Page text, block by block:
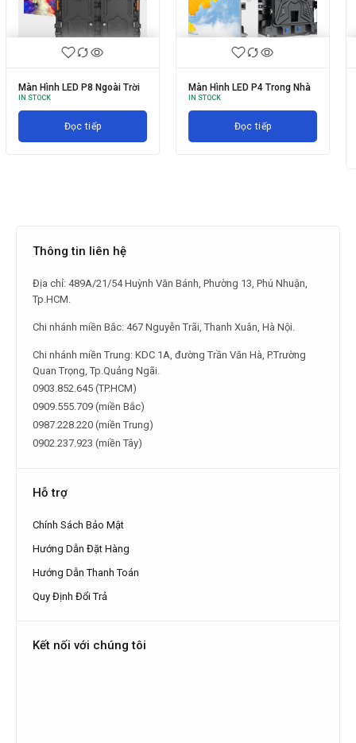
Màn Hình LED P4 Trong Nhà
IN STOCK
Đọc tiếp
KYstar KS6000 splicing
processing platform
IN STOCK
Đọc tiếp
Thông tin liên hệ
Địa chỉ: 489A/21/54 Huỳnh Văn Bánh, Phường 13, Phú Nhuận,
Tp.HCM.
Chi nhánh miền Bắc: 467 Nguyễn Trãi, Thanh Xuân, Hà Nội.
Chi nhánh miền Trung: KDC 1A, đường Trần Văn Hà, P.Trường
Quan Trọng, Tp.Quảng Ngãi.
0903.852.645 (TP.HCM)
0909.555.709 (miền Bắc)
0987.228.220 (miền Trung)
0902.237.923 (miền Tây)
Hỗ trợ
Chính Sách Bảo Mật
Hướng Dẫn Đặt Hàng
Hướng Dẫn Thanh Toán
Quy Định Đổi Trả
Kết nối với chúng tôi